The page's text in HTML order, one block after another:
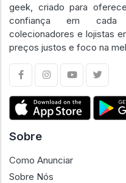
geek, criado para
confiança em cada
colecionadores e lojistas
preços justos e foco na
Sobre
Como Anunciar
Sobre Nós